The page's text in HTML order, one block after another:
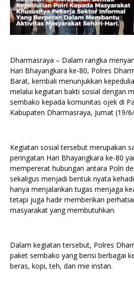
Dharmasraya – Dalam rangka
Hari Bhayangkara ke-80, Polres
Barat, kembali menunjukkan
melalui kegiatan bakti sosial dengan
sembako kepada komunitas ojek di
Kabupaten Dharmasraya, Jumat (19/
Kegiatan sosial tersebut merupakan
peringatan Hari Bhayangkara ke-80
mempererat hubungan antara Polri
sekaligus menjadi bentuk nyata
hanya menjalankan tugas menjaga
tetapi juga hadir memberikan
masyarakat yang membutuhkan.
Dalam kegiatan tersebut, Polres
paket sembako yang berisi berbagai
beras, kopi, teh, dan mie instan.